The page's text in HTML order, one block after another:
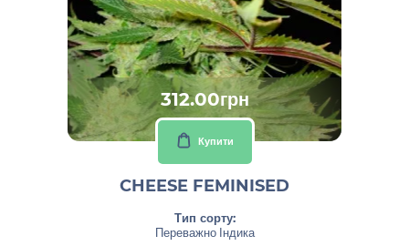
312.00грн
Купити
CHEESE FEMINISED
Тип сорту:
Переважно Індика